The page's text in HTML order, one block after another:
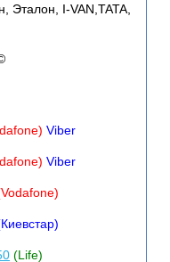
Эталон, I-VAN,TATA,
Viber
Viber
(Life)